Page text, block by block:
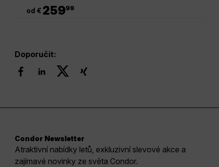
od € 25999
Doporučit:
Condor Newsletter
Atraktivní nabídky letů, exkluzivní slevové akce a
zajímavé novinky ze světa Condor.